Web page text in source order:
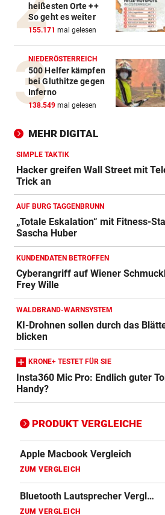
TRENNUNG VON REGISSEUR vor
Sängerin Vanessa Paradis
Ehe-Aus bekannt
FORSCHER RÄTSELN vor
Ungewöhnliche Todesfälle
Rentieren in Norwegen
D: Dutzende Verletzte bei
heißesten Orte ++
So geht es weiter
155.171 mal gelesen
NIEDERÖSTERREICH
500 Helfer kämpfen
bei Gluthitze gegen
Inferno
138.549 mal gelesen
MEHR DIGITAL
SIMPLE TAKTIK
Hacker greifen Wall Street mit
Trick an
AUF BURG TAGGENBRUNN
„Totale Eskalation“ mit Fitness-
Sascha Huber
KUNDENDATEN BETROFFEN
Cyberangriff auf Wiener
Frey Wille
WALDBRAND-WARNSYSTEM
KI-Drohnen sollen durch das
blicken
KRONE+ TESTET FÜR SIE
Insta360 Mic Pro: Endlich guter
Handy?
PRODUKT VERGLEICHE
Amazon-Kindle Vergleich
ZUM VERGLEICH
Apple-iPad Vergleich
ZUM VERGLEICH
ZUM VERGLEICH
Apple Macbook Vergleich
ZUM VERGLEICH
Bluetooth Lautsprecher Vergleich
ZUM VERGLEICH
ZUM VERGLEICH
ZUM VERGLEICH